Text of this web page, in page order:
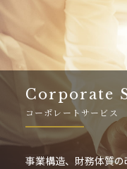
Corporate
コーポレートサービス
事業構造、財務体質